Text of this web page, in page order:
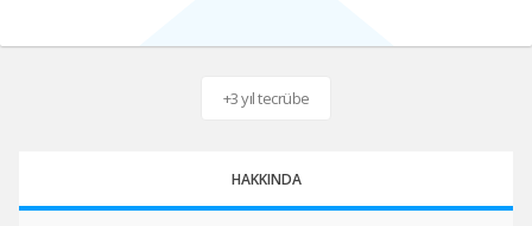
+3 yıl tecrübe
HAKKINDA